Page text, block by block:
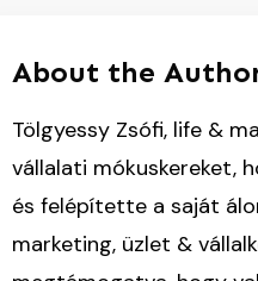
About the
Tölgyessy Zsófi, life &
vállalati mókuskereket,
és felépítette a saját
marketing, üzlet &